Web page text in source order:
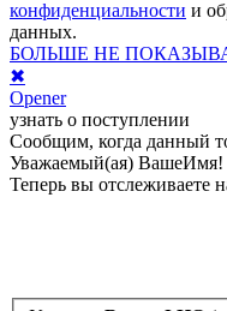
конфиденциальности и
данных.
БОЛЬШЕ НЕ
✖
Opener
узнать о поступлении
Сообщим, когда данный
Уважаемый(ая) ВашеИмя!
Теперь вы отслеживаете